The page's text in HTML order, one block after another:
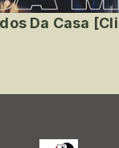
Da Casa